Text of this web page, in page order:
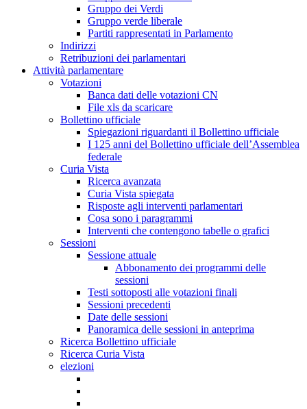
Gruppo dei Verdi
Gruppo verde liberale
Partiti rappresentati in Parlamento
Indirizzi
Retribuzioni dei parlamentari
Attività parlamentare
Votazioni
Banca dati delle votazioni CN
File xls da scaricare
Bollettino ufficiale
Spiegazioni riguardanti il Bollettino ufficiale
I 125 anni del Bollettino ufficiale dell’Assemblea
federale
Curia Vista
Ricerca avanzata
Curia Vista spiegata
Risposte agli interventi parlamentari
Cosa sono i paragrammi
Interventi che contengono tabelle o grafici
Sessioni
Sessione attuale
Abbonamento dei programmi delle
sessioni
Testi sottoposti alle votazioni finali
Sessioni precedenti
Date delle sessioni
Panoramica delle sessioni in anteprima
Ricerca Bollettino ufficiale
Ricerca Curia Vista
elezioni